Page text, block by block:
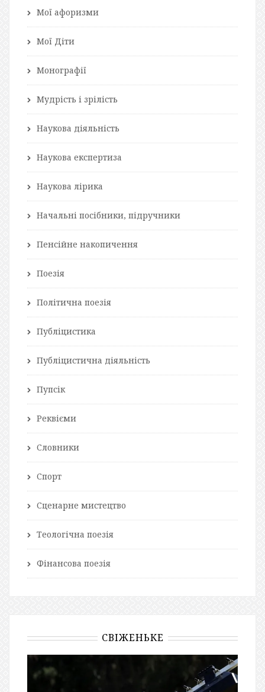
Мої афоризми
Мої Діти
Монографії
Мудрість і зрілість
Наукова діяльність
Наукова експертиза
Наукова лірика
Начальні посібники, підручники
Пенсійне накопичення
Поезія
Політична поезія
Публіцистика
Публіцистична діяльність
Пупсік
Реквієми
Словники
Спорт
Сценарне мистецтво
Теологічна поезія
Фінансова поезія
СВІЖЕНЬКЕ